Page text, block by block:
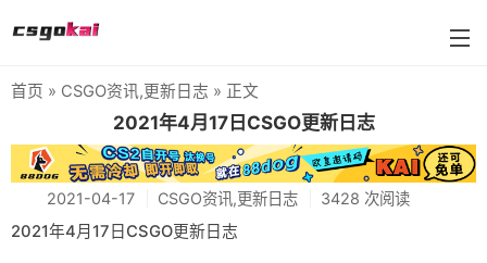
farmskins
88dog
flamecases
88hash-jp
首页 » CSGO资讯,更新日志 » 正文
2021年4月17日CSGO更新日志
2021-04-17 CSGO资讯,更新日志 3428 次阅读
2021年4月17日CSGO更新日志